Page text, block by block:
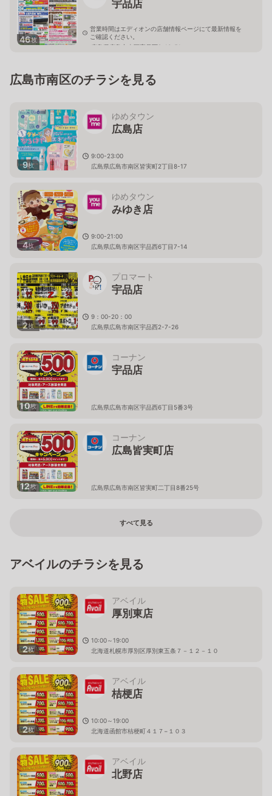
46枚
宇品店
営業時間はエディオンの店舗情報ページにて最新情報を
ご確認ください。
広島県広島市南区宇品西2-16-51
広島市南区のチラシを見る
9枚
ゆめタウン
広島店
9:00-23:00
広島県広島市南区皆実町2丁目8-17
4枚
ゆめタウン
みゆき店
9:00-21:00
広島県広島市南区宇品西6丁目7-14
2枚
プロマート
宇品店
9：00-20：00
広島県広島市南区宇品西2-7-26
10枚
コーナン
宇品店
広島県広島市南区宇品西6丁目5番3号
12枚
コーナン
広島皆実町店
広島県広島市南区皆実町二丁目8番25号
すべて見る
アベイルのチラシを見る
2枚
アベイル
厚別東店
10:00～19:00
北海道札幌市厚別区厚別東五条７－１２－１０
2枚
アベイル
桔梗店
10:00～19:00
北海道函館市桔梗町４１７−１０３
アベイル
北野店